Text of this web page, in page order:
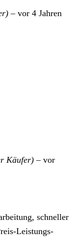
– vor 4 Jahren
Käufer) – vor
schneller
Leistungs-